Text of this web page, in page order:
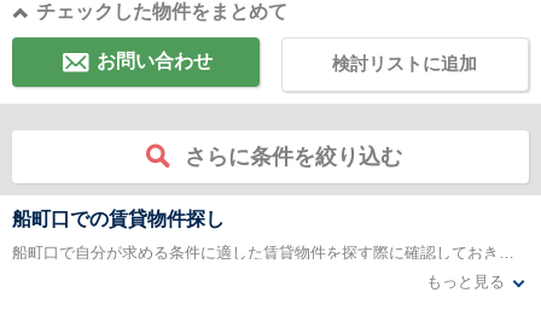
チェックした物件をまとめて
お問い合わせ 検討リストに追加
さらに条件を絞り込む
船町口での賃貸物件探し
船町口で自分が求める条件に適した賃貸物件を探す際に確認しておきたいのは、どの条件を重視し、どこまで妥協することが出来るのかを、明確にしておく点になります。マンションやアパートを新たに探す際に重視するポイントとしては「家賃価格・利便性・間取り」の3つが代表的と言えます。この3つの条件をすべて備えた物件を探し出すのは、なかなか難しいのが現状です。特に交通の便の良い場所に位置する物件は、人気と家賃が比例しています。
その際「間取りは多少狭くても良いから、駅から徒歩圏内の物件が良い」あるいは「開放感ある間取りの部屋に住みたいので、家賃はある程度までなら妥協できる」などと言ったように、条件を緩和することにより、条件に近い物件を探し出すことが可能になります。この他には、各駅停車の身が停車する駅の周辺ならば、同じ路線内でも家賃が下がる傾向があるので、そういった面も含めて不動産を探してみるなど、臨機応変さが必要となってきます。
もっと見る